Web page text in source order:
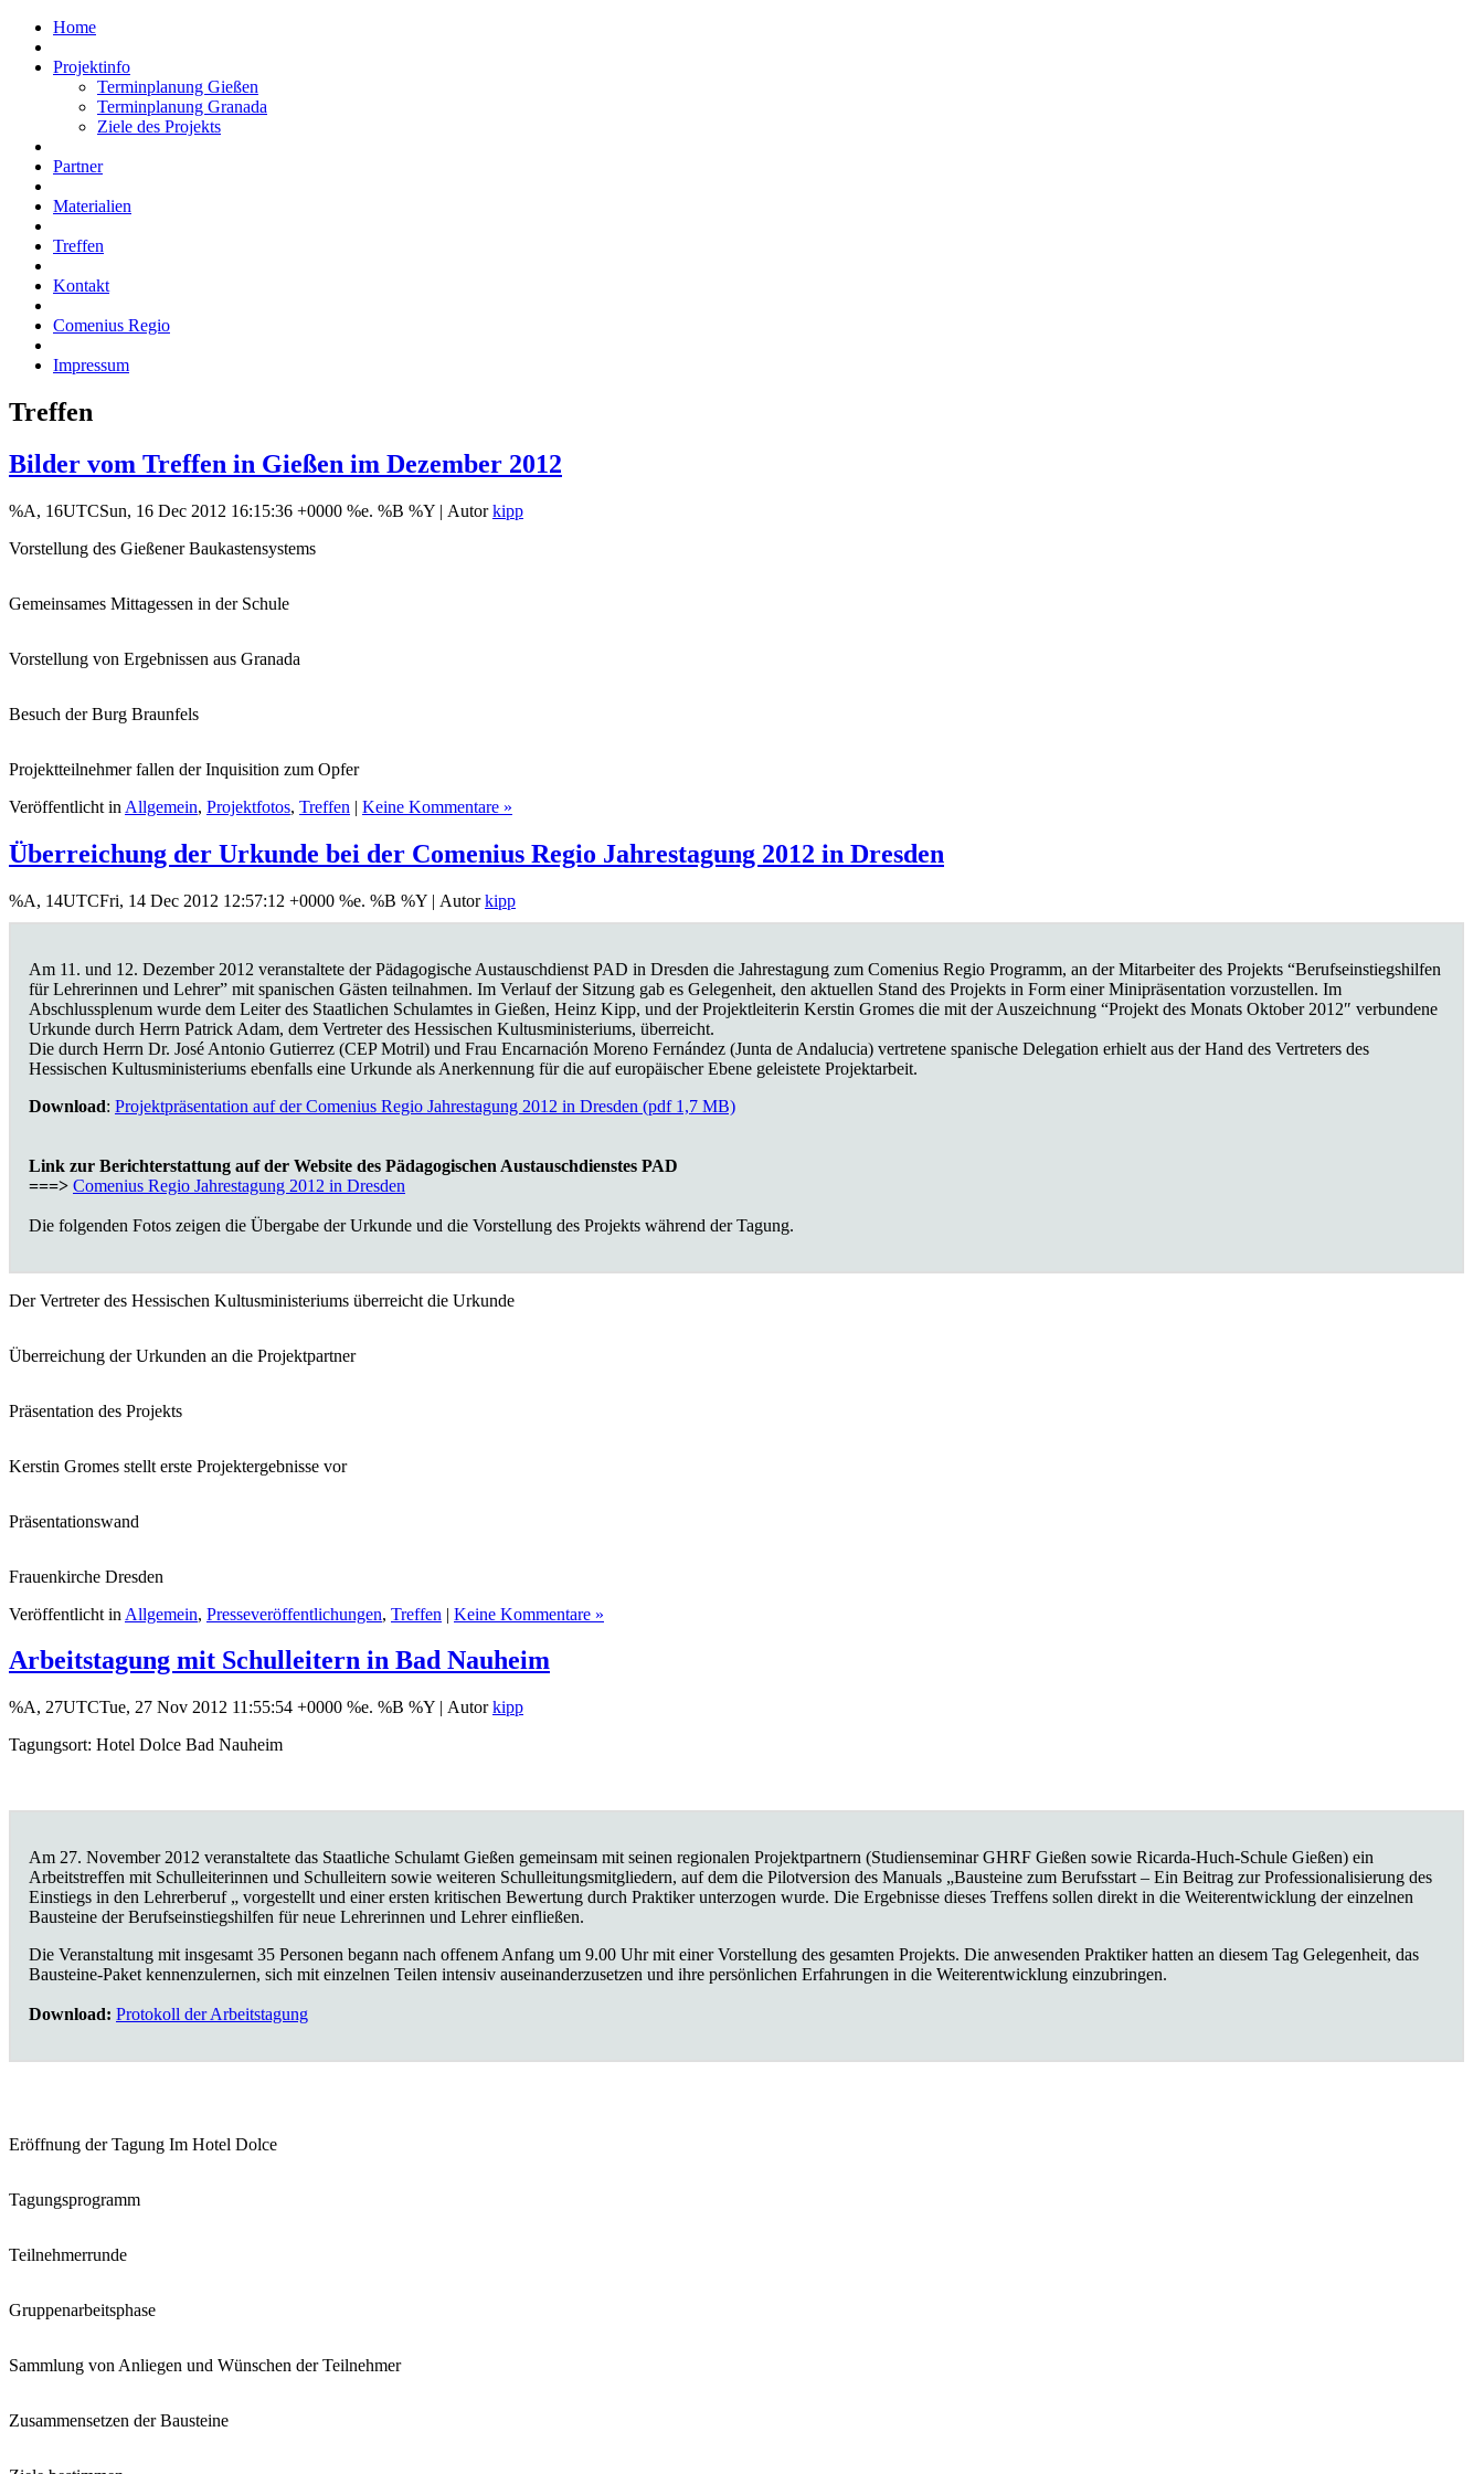
Home
Projektinfo
Terminplanung Gießen
Terminplanung Granada
Ziele des Projekts
Partner
Materialien
Treffen
Kontakt
Comenius Regio
Impressum
Treffen
Bilder vom Treffen in Gießen im Dezember 2012
%A, 16UTCSun, 16 Dec 2012 16:15:36 +0000 %e. %B %Y | Autorkipp
Vorstellung des Gießener Baukastensystems
Gemeinsames Mittagessen in der Schule
Vorstellung von Ergebnissen aus Granada
Besuch der Burg Braunfels
Projektteilnehmer fallen der Inquisition zum Opfer
Veröffentlicht in Allgemein, Projektfotos, Treffen | Keine Kommentare »
Überreichung der Urkunde bei der Comenius Regio Jahrestagung 2012 in Dresden
%A, 14UTCFri, 14 Dec 2012 12:57:12 +0000 %e. %B %Y | Autorkipp
Am 11. und 12. Dezember 2012 veranstaltete der Pädagogische Austauschdienst PAD in Dresden die Jahrestagung zum Comenius Regio Programm, an der Mitarbeiter des Projekts “Berufseinstiegshilfen
für Lehrerinnen und Lehrer” mit spanischen Gästen teilnahmen. Im Verlauf der Sitzung gab es Gelegenheit, den aktuellen Stand des Projekts in Form einer Minipräsentation vorzustellen. Im
Abschlussplenum wurde dem Leiter des Staatlichen Schulamtes in Gießen, Heinz Kipp, und der Projektleiterin Kerstin Gromes die mit der Auszeichnung “Projekt des Monats Oktober 2012″ verbundene
Urkunde durch Herrn Patrick Adam, dem Vertreter des Hessischen Kultusministeriums, überreicht.
Die durch Herrn Dr. José Antonio Gutierrez (CEP Motril) und Frau Encarnación Moreno Fernández (Junta de Andalucia) vertretene spanische Delegation erhielt aus der Hand des Vertreters des
Hessischen Kultusministeriums ebenfalls eine Urkunde als Anerkennung für die auf europäischer Ebene geleistete Projektarbeit.
Download: Projektpräsentation auf der Comenius Regio Jahrestagung 2012 in Dresden (pdf 1,7 MB)
Link zur Berichterstattung auf der Website des Pädagogischen Austauschdienstes PAD
===> Comenius Regio Jahrestagung 2012 in Dresden
Die folgenden Fotos zeigen die Übergabe der Urkunde und die Vorstellung des Projekts während der Tagung.
Der Vertreter des Hessischen Kultusministeriums überreicht die Urkunde
Überreichung der Urkunden an die Projektpartner
Präsentation des Projekts
Kerstin Gromes stellt erste Projektergebnisse vor
Präsentationswand
Frauenkirche Dresden
Veröffentlicht in Allgemein, Presseveröffentlichungen, Treffen | Keine Kommentare »
Arbeitstagung mit Schulleitern in Bad Nauheim
%A, 27UTCTue, 27 Nov 2012 11:55:54 +0000 %e. %B %Y | Autorkipp
Tagungsort: Hotel Dolce Bad Nauheim
Am 27. November 2012 veranstaltete das Staatliche Schulamt Gießen gemeinsam mit seinen regionalen Projektpartnern (Studienseminar GHRF Gießen sowie Ricarda-Huch-Schule Gießen) ein
Arbeitstreffen mit Schulleiterinnen und Schulleitern sowie weiteren Schulleitungsmitgliedern, auf dem die Pilotversion des Manuals „Bausteine zum Berufsstart – Ein Beitrag zur Professionalisierung des
Einstiegs in den Lehrerberuf „ vorgestellt und einer ersten kritischen Bewertung durch Praktiker unterzogen wurde. Die Ergebnisse dieses Treffens sollen direkt in die Weiterentwicklung der einzelnen
Bausteine der Berufseinstiegshilfen für neue Lehrerinnen und Lehrer einfließen.
Die Veranstaltung mit insgesamt 35 Personen begann nach offenem Anfang um 9.00 Uhr mit einer Vorstellung des gesamten Projekts. Die anwesenden Praktiker hatten an diesem Tag Gelegenheit, das
Bausteine-Paket kennenzulernen, sich mit einzelnen Teilen intensiv auseinanderzusetzen und ihre persönlichen Erfahrungen in die Weiterentwicklung einzubringen.
Download: Protokoll der Arbeitstagung
Eröffnung der Tagung Im Hotel Dolce
Tagungsprogramm
Teilnehmerrunde
Gruppenarbeitsphase
Sammlung von Anliegen und Wünschen der Teilnehmer
Zusammensetzen der Bausteine